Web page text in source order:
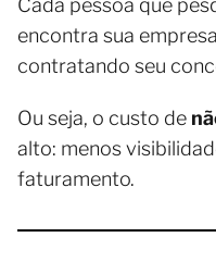
Cada pessoa que
encontra sua
contratando seu
Ou seja, o custo de
alto: menos
faturamento.